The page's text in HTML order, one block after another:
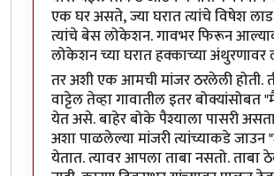
एक घर असते, ज्या घरात त्यांचे विषेश
त्यांचे बेस लोकेशन. गावभर फिरून
लोकेशन च्या घरात हक्काच्या अंथुरणावर
तर अशी एक आमची मांजर ठरलेली होती.
वाट्टेल तेव्हा गावातील इतर बोक्यांसोबत
येत असे. बाहेर बोके पैश्याला पासरी
अशा पाळलेल्या मांजरी त्यांच्याकडे
येतात. त्यावर आपला ताबा नसतो.